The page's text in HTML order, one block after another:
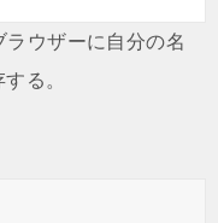
ウザーに自分の名
る。